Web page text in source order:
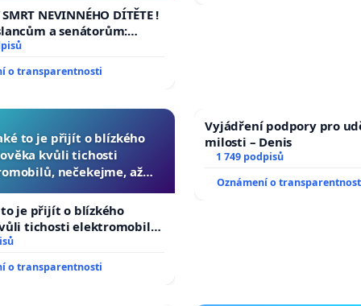
opakovat!
NEVINNÉHO DÍTĚTE !
a senátorům:
zákon, aby se
o transparentnosti
to je přijít o blízkého
kvůli tichosti
nečekejme, až
auta!
je přijít o blízkého
tichosti elektromobilů,
až přibydou další,
o transparentnosti
Vyjádření podpory pro
milosti – Denis
1 749 podpisů
Oznámení o